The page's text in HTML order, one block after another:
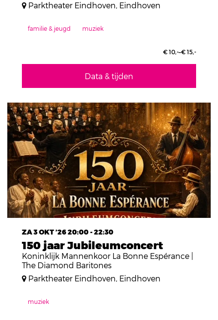
Parktheater Eindhoven, Eindhoven
familie & jeugd muziek
€ 10,-–€ 15,-
Data & tijden
150 jaar Jubileumconcert
Koninklijk Mannenkoor La Bonne Espérance |
The Diamond Baritones
ZA 3 OKT ’2620:00 - 22:30
Parktheater Eindhoven, Eindhoven
muziek